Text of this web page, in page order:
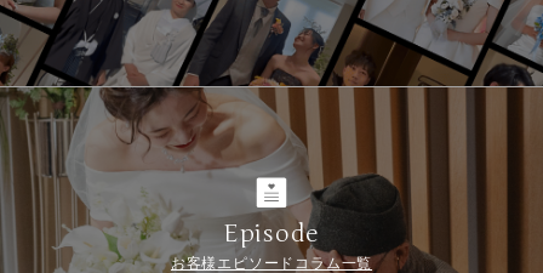
Episode
お客様エピソードコラム一覧